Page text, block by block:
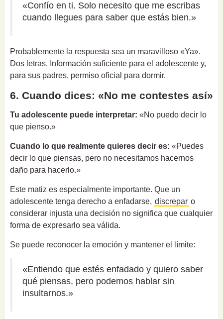
«Confío en ti. Solo necesito que me escribas
cuando llegues para saber que estás bien.»
Probablemente la respuesta sea un maravilloso «Ya».
Dos letras. Información suficiente para el adolescente y,
para sus padres, permiso oficial para dormir.
6. Cuando dices: «No me contestes así»
Tu adolescente puede interpretar: «No puedo decir lo
que pienso.»
Cuando lo que realmente quieres decir es: «Puedes
decir lo que piensas, pero no necesitamos hacernos
daño para hacerlo.»
Este matiz es especialmente importante. Que un
adolescente tenga derecho a enfadarse, discrepar o
considerar injusta una decisión no significa que cualquier
forma de expresarlo sea válida.
Se puede reconocer la emoción y mantener el límite:
«Entiendo que estés enfadado y quiero saber
qué piensas, pero podemos hablar sin
insultarnos.»